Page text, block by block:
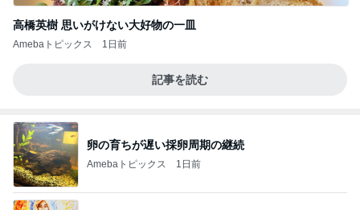
高橋英樹 思いがけない大好物の一皿
Amebaトピックス 1日前
記事を読む
卵の育ちが遅い採卵周期の継続
Amebaトピックス 1日前